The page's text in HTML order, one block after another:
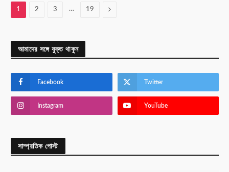
1 2 3 … 19 Next
আমাদের সঙ্গে যুক্ত থাকুন
Facebook Twitter
Instagram YouTube
সাম্প্রতিক পোস্ট